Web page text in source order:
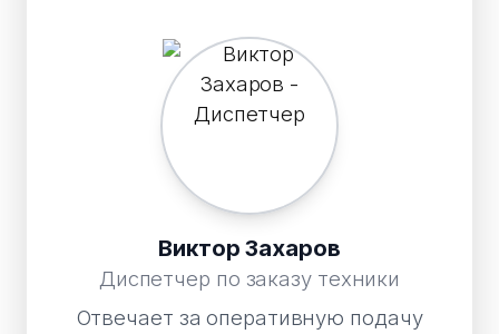
Виктор Захаров
Диспетчер по заказу техники
Отвечает за оперативную подачу